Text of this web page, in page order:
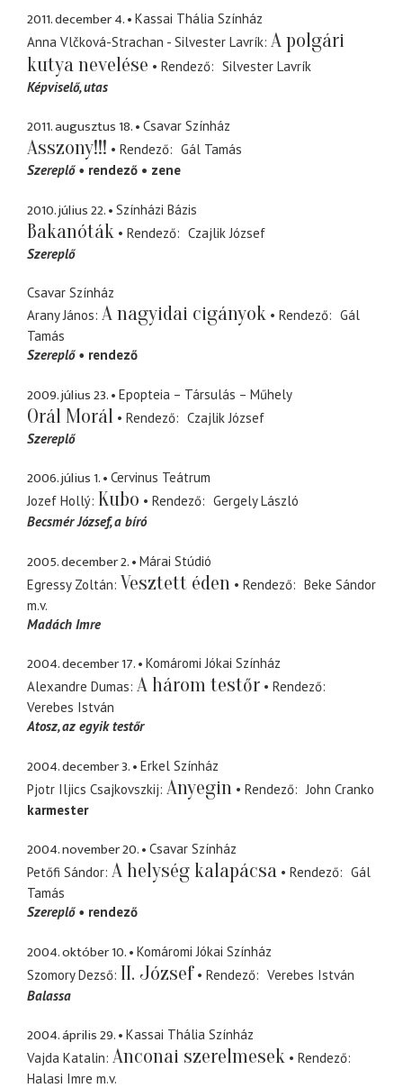
2011. december 4.
Kassai Thália Színház
Anna Vlčková-Strachan - Silvester Lavrík A polgári
kutya nevelése
Rendező
Silvester Lavrík
Képviselő utas
2011. augusztus 18. Csavar Színház
Asszony!!! Rendező
Gál Tamás
Szereplő
rendező zene
2010. július 22. Színházi Bázis
Bakanóták Rendező
Czajlik József
Szereplő
Csavar Színház
Arany János A nagyidai cigányok Rendező
Gál
Tamás
Szereplő
rendező
2009. július 23. Epopteia – Társulás – Műhely
Orál Morál Rendező
Czajlik József
Szereplő
2006. július 1.
Cervinus Teátrum
Jozef Hollý Kubo Rendező
Gergely László
Becsmér József a bíró
2005. december 2.
Márai Stúdió
Egressy Zoltán Vesztett éden Rendező
Beke Sándor
m.v.
Madách Imre
2004. december 17.
Komáromi Jókai Színház
Alexandre Dumas A három testőr
Rendező
Verebes István
Atosz az egyik testőr
2004. december 3.
Erkel Színház
Pjotr Iljics Csajkovszkij Anyegin Rendező
John Cranko
karmester
2004. november 20.
Csavar Színház
Petőfi Sándor A helység kalapácsa Rendező
Gál
Tamás
Szereplő
rendező
2004. október 10.
Komáromi Jókai Színház
Szomory Dezső II. József Rendező
Verebes István
Balassa
2004. április 29.
Kassai Thália Színház
Vajda Katalin Anconai szerelmesek
Rendező
Halasi Imre m.v.